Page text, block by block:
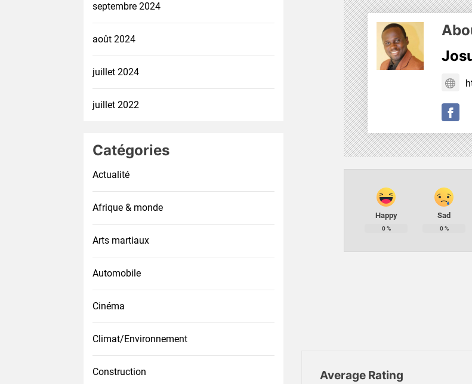
Happy
0%
Sad
0%
Average Rating
septembre 2024
août 2024
juillet 2024
juillet 2022
Catégories
Actualité
Afrique & monde
Arts martiaux
Automobile
Cinéma
Climat/Environnement
Construction